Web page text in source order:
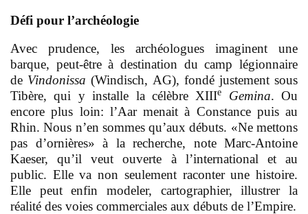
Défi pour l’archéologie
Avec prudence, les archéologues imaginent une
barque, peut-être à destination du camp légionnaire
de Vindonissa(Windisch, AG), fondé justement sous
Tibère, qui y installe la célèbre XIIIe Gemina. Ou
encore plus loin: l’Aar menait à Constance puis au
Rhin. Nous n’en sommes qu’aux débuts. «Ne mettons
pas d’ornières» à la recherche, note Marc-Antoine
Kaeser, qu’il veut ouverte à l’international et au
public. Elle va non seulement raconter une histoire.
Elle peut enfin modeler, cartographier, illustrer la
réalité des voies commerciales aux débuts de l’Empire.